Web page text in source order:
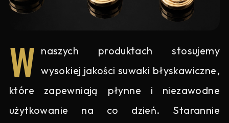
W naszych produktach stosujemy
wysokiej jakości suwaki błyskawiczne,
które zapewniają płynne i niezawodne
użytkowanie na co dzień. Starannie